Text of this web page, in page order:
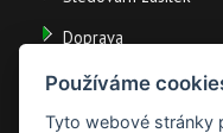
Doprava
Odstoupit od smlouvy
Používáme
Tyto webové stránky